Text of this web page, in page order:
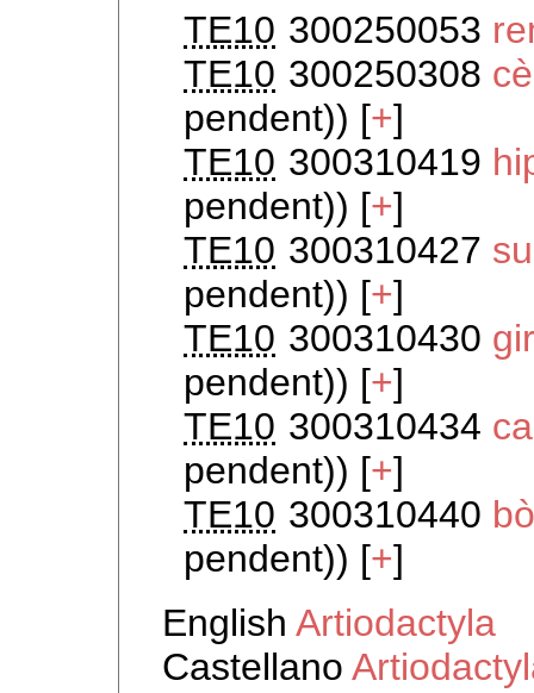
TE10 300250053
TE10 300250308
pendent)) [+]
TE10 300310419
pendent)) [+]
TE10 300310427
pendent)) [+]
TE10 300310430
pendent)) [+]
TE10 300310434
pendent)) [+]
TE10 300310440
pendent)) [+]
English Artiodactyla
Castellano